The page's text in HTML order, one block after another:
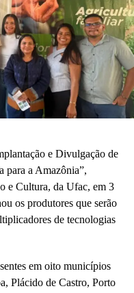
e Divulgação de
para a Amazônia”,
e Cultura, da Ufac, em 3
os produtores que serão
de tecnologias
em oito municípios
Plácido de Castro, Porto